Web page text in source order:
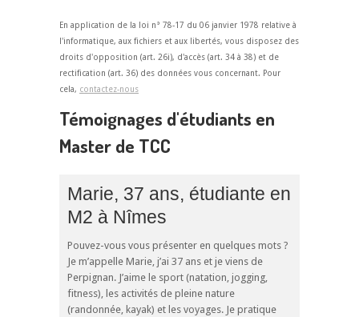
En application de la loi n° 78-17 du 06 janvier 1978 relative à
l'informatique, aux fichiers et aux libertés, vous disposez des
droits d'opposition (art. 26i), d'accès (art. 34 à 38) et de
rectification (art. 36) des données vous concernant. Pour
cela, contactez-nous
Témoignages d'étudiants en
Master de TCC
Marie, 37 ans, étudiante en
M2 à Nîmes
Pouvez-vous vous présenter en quelques mots ?
Je m’appelle Marie, j’ai 37 ans et je viens de
Perpignan. J’aime le sport (natation, jogging,
fitness), les activités de pleine nature
(randonnée, kayak) et les voyages. Je pratique